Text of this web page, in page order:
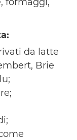
da latte
Brie